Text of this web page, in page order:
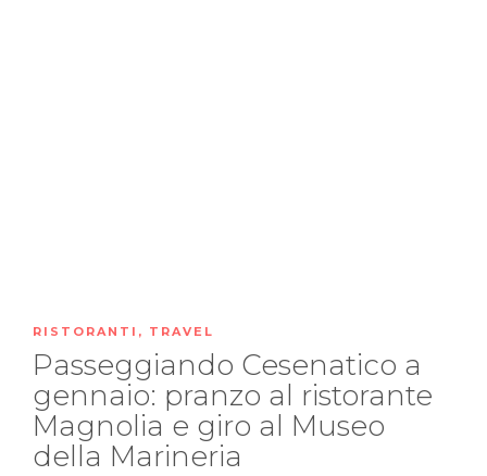
RISTORANTI , TRAVEL
Passeggiando Cesenatico a
gennaio: pranzo al ristorante
Magnolia e giro al Museo
della Marineria